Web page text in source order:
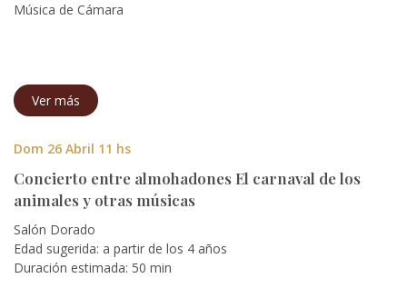
Música de Cámara
Ver más
Dom 26 Abril 11 hs
Concierto entre almohadones El carnaval de los
animales y otras músicas
Salón Dorado
Edad sugerida: a partir de los 4 años
Duración estimada: 50 min